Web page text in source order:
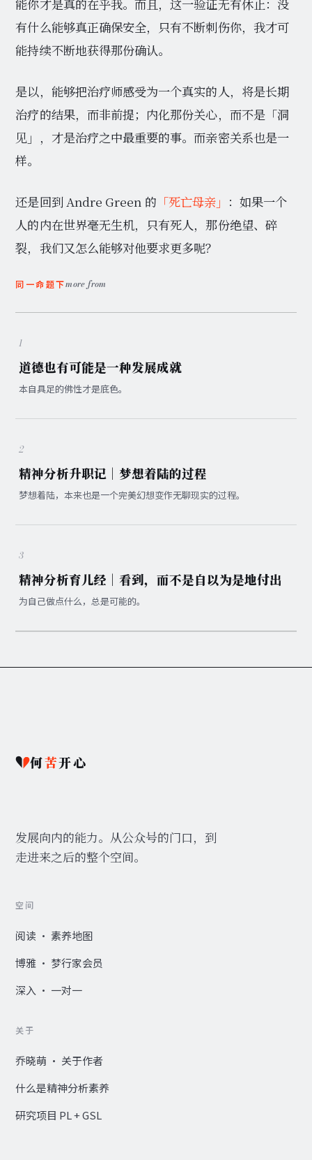
能你才是真的在乎我。而且，这一验证无有休止：没
有什么能够真正确保安全，只有不断刺伤你，我才可
能持续不断地获得那份确认。
是以，能够把治疗师感受为一个真实的人，将是长期
治疗的结果，而非前提；内化那份关心，而不是「洞
见」，才是治疗之中最重要的事。而亲密关系也是一
样。
还是回到 Andre Green 的 「死亡母亲」 ：如果一个
人的内在世界毫无生机，只有死人，那份绝望、碎
裂，我们又怎么能够对他要求更多呢？
同一命题下more from
1
道德也有可能是一种发展成就
本自具足的佛性才是底色。
2
精神分析升职记｜梦想着陆的过程
梦想着陆，本来也是一个完美幻想变作无聊现实的过程。
3
精神分析育儿经｜看到，而不是自以为是地付出
为自己做点什么，总是可能的。
何苦开心
发展向内的能力。从公众号的门口，到
走进来之后的整个空间。
空间
阅读 · 素养地图
博雅 · 梦行家会员
深入 · 一对一
关于
乔晓萌 · 关于作者
什么是精神分析素养
研究项目 PL + GSL